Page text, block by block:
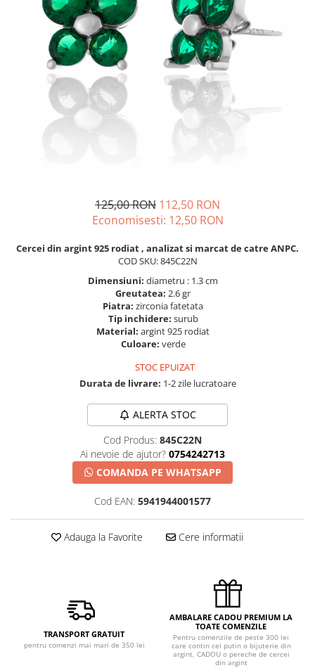
PIERCING
SETURI BIJUTERII
ACE DE CRAVATA
BRATARI PENTRU PICIOR
BRATARA TIP ROZARIU
LANTURI TIP ROZARIU
125,00 RON 112,50 RON
Economisesti: 12,50 RON
Cercei din argint 925 rodiat , analizat si marcat de catre ANPC.
COD SKU: 845C22N
Dimensiuni: diametru : 1.3 cm
Greutatea: 2.6 gr
Piatra: zirconia fatetata
Tip inchidere: surub
Material: argint 925 rodiat
Culoare: verde
STOC EPUIZAT
Durata de livrare: 1-2 zile lucratoare
ALERTA STOC
Cod Produs: 845C22N
Ai nevoie de ajutor? 0754242713
COMANDA PE WHATSAPP
Cod EAN: 5941944001577
Adauga la Favorite Cere informatii
TRANSPORT GRATUIT
pentru comenzi mai mari de 350 lei
AMBALARE CADOU PREMIUM LA
TOATE COMENZILE
Pentru comenzile de peste 300 lei
care contin cel putin o bijuterie din
argint, CADOU o pereche de cercei
din argint